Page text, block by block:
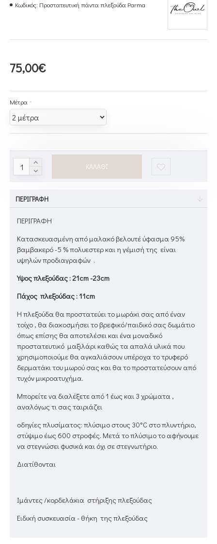
75,00€
Κωδικός: Προστατευτική πάντα πλεξούδα Parma
Μέτρα
ΚΑΛΆΘΙ
ΠΕΡΙΓΡΑΦΉ
ΠΕΡΙΓΡΑΦΗ
Kατασκευασμένη από μαλακό βελουτέ ύφασμα 95%
βαμβακερό -5 % πολυεστερ και η γέμισή της είναι
υψηλών προδιαγραφών .
Υψος πλεξούδας : 21cm -23cm
Πάχος πλεξούδας : 11cm
Η πλεξούδα θα προστατεύει το μωράκι σας από έναν
τοίχο , θα διακοσμήσει το βρεφικό/παιδικό σας δωμάτιο
όπως επίσης θα αποτελέσει και ένα μοναδικό
προστατευτικό μαξιλάρι καθώς τα απαλά υλικά που
χρησιμοποιούμε θα αγκαλιάσουν υπέροχα το τρυφερό
δερματάκι του μωρού σας και θα το προστατεύσουν από
τυχόν μικροατυχήμα.
Μπορείτε να διαλέξετε από 1 έως και 3 χρώματα ,
αναλόγως τι σας ταιριάζει
οδηγίες πλυσίματος: πλύσιμο στους 30°C στο πλυντήριο,
στύψιμο έως 600 στροφές. Μετά το πλύσιμο το αφήνουμε
να στεγνώσει φυσικά και όχι σε στεγνωτήριο.
Διατίθoνται
Ιμάντες /κορδελάκια στήριξης πλεξούδας
Ειδική συσκευασία - θήκη της πλεξούδας